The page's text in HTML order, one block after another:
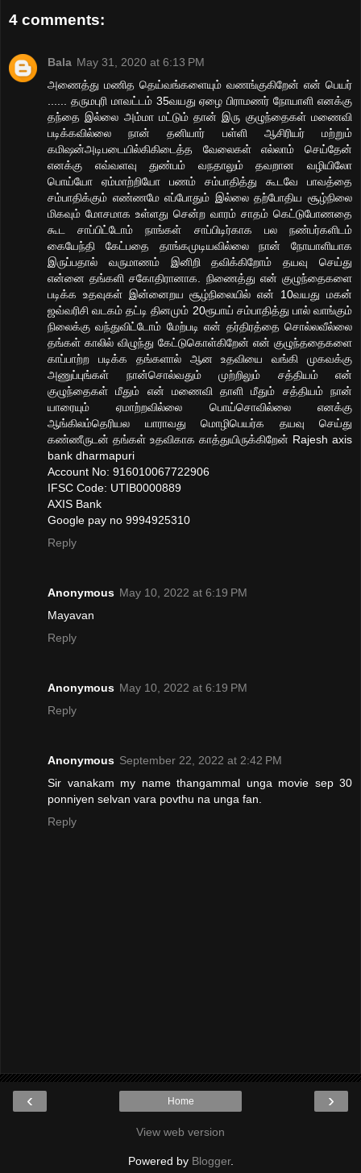
4 comments:
Bala May 31, 2020 at 6:13 PM
அணைத்து மணித தெய்வங்களையும் வணங்குகிறேன் என் பெயர்
...... தருமபுரி மாவட்டம் 35வயது ஏழை பிராமணர் நோயாளி எனக்கு
தந்தை இல்லை அம்மா மட்டும் தான் இரு குழுந்தைகள் மணைவி
படிக்கவில்லை நான் தனியார் பள்ளி ஆசிரியர் மற்றும்
கமிஷன்அடிபடையில்கிகிடைத்த வேலைகள் எல்லாம் செய்தேன்
எனக்கு எவ்வளவு துண்பம் வநதாலும் தவறான வழியிலோ
பொய்யோ ஏம்மாற்றியோ பணம் சம்பாதித்து கூடவே பாவத்தை
சம்பாதிக்கும் எண்ணமே எப்போதும் இல்லை தற்போதிய சூழ்நிலை
மிகவும் மோசமாக உள்ளது சென்ற வாரம் சாதம் கெட்டுபோணதை
கூட சாப்பிட்டோம் நாங்கள் சாப்பிடிர்காக பல நண்பர்களிடம்
கையேந்தி கேட்பதை தாங்கமுடியவில்லை நான் நோயாளியாக
இருப்பதால் வருமாணம் இனிறி தவிக்கிறோம் தயவு செய்து
என்னை தங்களி சகோதிரானாக. நிணைத்து என் குழுந்தைகளை
படிக்க உதவுகள் இன்னைறய சூழ்நிலையில் என் 10வயது மகன்
ஜவ்வரிசி வடகம் தட்டி தினமும் 20ரூபாய் சம்பாதித்து பால் வாங்கும்
நிலைக்கு வந்துவிட்டோம் மேற்படி என் தர்திரத்தை சொல்லவீல்லை
தங்கள் காலில் விழுந்து கேட்டுகொள்கிறேன் என் குழுந்ததைகளை
காப்பாற்ற படிக்க தங்களால் ஆன உதவியை வங்கி முகவக்கு
அணுப்புங்கள் நான்சொல்வதும் முற்றிலும் சத்தியம் என்
குழுந்தைகள் மீதும் என் மணைவி தாளி மீதும் சத்தியம் நான்
யாரையும் ஏமாற்றவில்லை பொய்சொவில்லை எனக்கு
ஆங்கிலம்தெரியல யாராவது மொழிபெயர்க தயவு செய்து
கண்ணீருடன் தங்கள் உதவிகாக காத்துயிருக்கிறேன் Rajesh axis
bank dharmapuri
Account No: 916010067722906
IFSC Code: UTIB0000889
AXIS Bank
Google pay no 9994925310
Reply
Anonymous May 10, 2022 at 6:19 PM
Mayavan
Reply
Anonymous May 10, 2022 at 6:19 PM
Reply
Anonymous September 22, 2022 at 2:42 PM
Sir vanakam my name thangammal unga movie sep 30
ponniyen selvan vara povthu na unga fan.
Reply
‹ ›
Home
View web version
Powered by Blogger.